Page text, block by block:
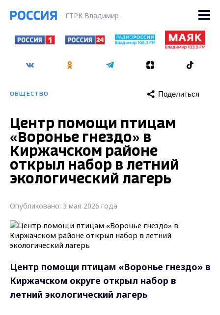
ГТРК Владимир
ОБЩЕСТВО Поделиться
Центр помощи птицам
«Воронье гнездо» в
Киржачском районе
открыл набор в летний
экологический лагерь
Опубликовано: 3 мая 2026 года
Центр помощи птицам «Воронье гнездо» в
Киржачском округе открыл набор в
летний экологический лагерь